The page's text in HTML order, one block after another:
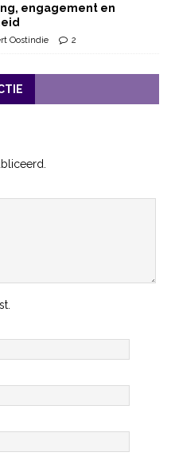
engagement en
Oostindie 2